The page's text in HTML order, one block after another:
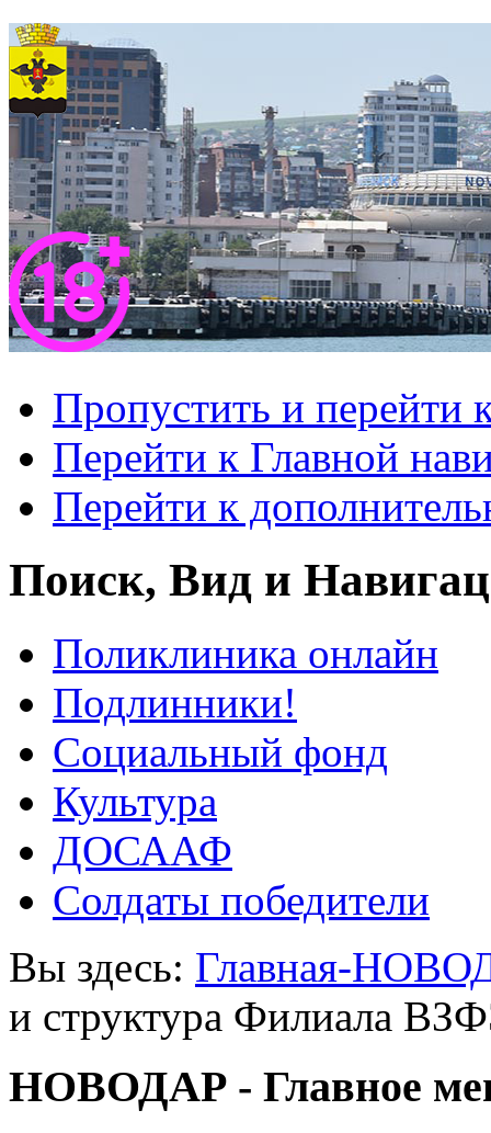
Пропустить и перейти
Перейти к Главной
Перейти к
Поиск, Вид и
Поликлиника онлайн
Подлинники!
Социальный фонд
Культура
ДОСААФ
Солдаты победители
Вы здесь: Главная-
и структура Филиала
НОВОДАР - Главное